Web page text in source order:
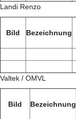
Landi Renzo
Bild Bezeichnung
Valtek / OMVL
Bild Bezeichnung